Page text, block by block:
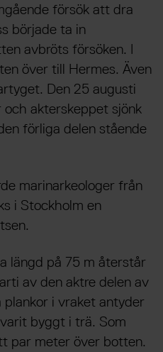
försök att dra
började ta in
avbröts försöken. I
över till Hermes. Även
Den 25 augusti
akterskeppet sjönk
förliga delen stående
marinarkeologer från
i Stockholm en
längd på 75 m återstår
av den aktre delen av
i vraket antyder
byggt i trä. Som
par meter över botten.